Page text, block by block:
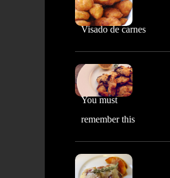
Visado de carnes
You must
remember this